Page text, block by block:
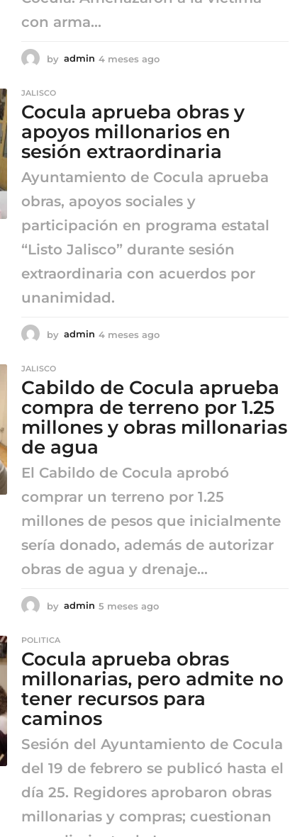
con arma...
by admin 4 meses ago
e
s
a
g
JALISCO
Cocula aprueba obras y
apoyos millonarios en
sesión extraordinaria
Ayuntamiento de Cocula aprueba
obras, apoyos sociales y
participación en programa estatal
“Listo Jalisco” durante sesión
extraordinaria con acuerdos por
unanimidad.
by admin 4 meses ago
e
s
a
g
JALISCO
Cabildo de Cocula aprueba
compra de terreno por 1.25
millones y obras millonarias
de agua
El Cabildo de Cocula aprobó
comprar un terreno por 1.25
millones de pesos que inicialmente
sería donado, además de autorizar
obras de agua y drenaje...
by admin 5 meses ago
e
s
a
g
POLITICA
Cocula aprueba obras
millonarias, pero admite no
tener recursos para
caminos
Sesión del Ayuntamiento de Cocula
del 19 de febrero se publicó hasta el
día 25. Regidores aprobaron obras
millonarias y compras; cuestionan